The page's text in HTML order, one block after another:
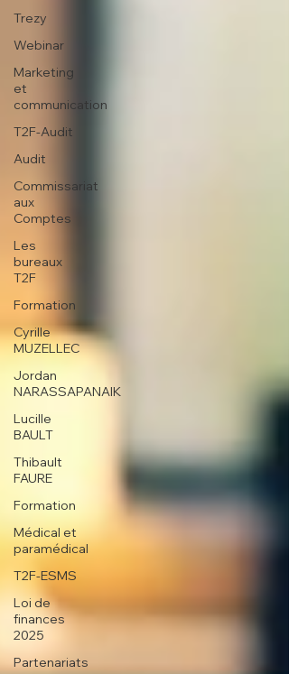
Trezy
Webinar
Marketing
et
communication
T2F-Audit
Audit
Commissariat
aux
Comptes
Les
bureaux
T2F
Formation
Cyrille
MUZELLEC
Jordan
NARASSAPANAIK
Lucille
BAULT
Thibault
FAURE
Formation
Médical et
paramédical
T2F-ESMS
Loi de
finances
2025
Partenariats